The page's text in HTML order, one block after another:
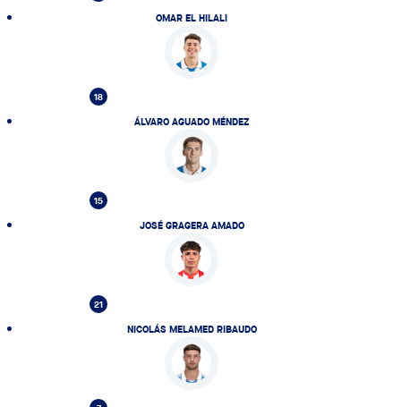
OMAR EL HILALI
18
ÁLVARO AGUADO MÉNDEZ
15
JOSÉ GRAGERA AMADO
21
NICOLÁS MELAMED RIBAUDO